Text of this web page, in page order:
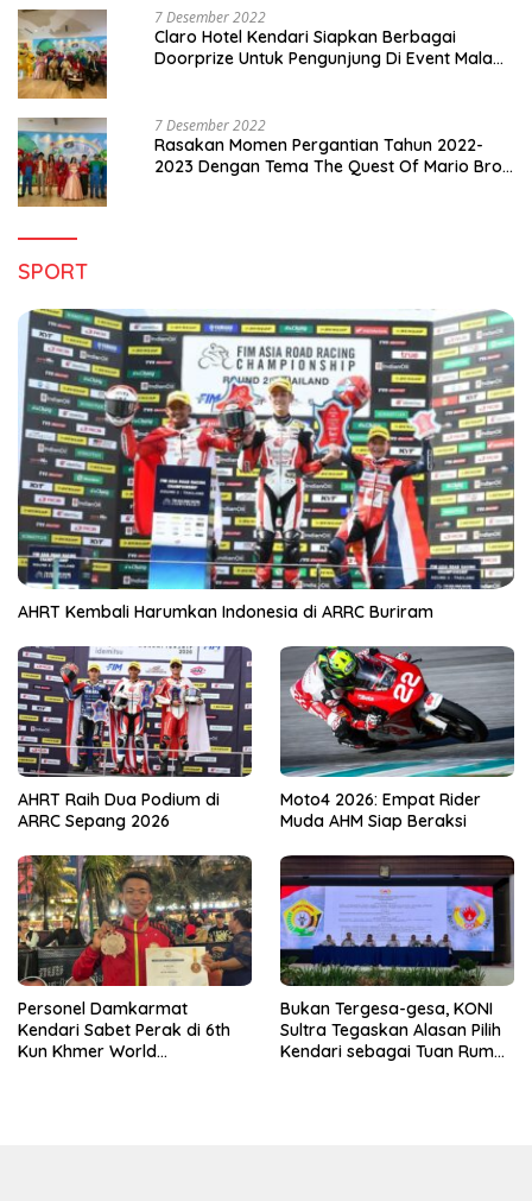
7 Desember 2022
Claro Hotel Kendari Siapkan Berbagai
Doorprize Untuk Pengunjung Di Event Malam
7 Desember 2022
Rasakan Momen Pergantian Tahun 2022-
2023 Dengan Tema The Quest Of Mario Bros
SPORT
AHRT Kembali Harumkan Indonesia di ARRC Buriram
AHRT Raih Dua Podium di
ARRC Sepang 2026
Moto4 2026: Empat Rider
Muda AHM Siap Beraksi
Personel Damkarmat
Kendari Sabet Perak di 6th
Kun Khmer World
Bukan Tergesa-gesa, KONI
Sultra Tegaskan Alasan Pilih
Kendari sebagai Tuan Rumah